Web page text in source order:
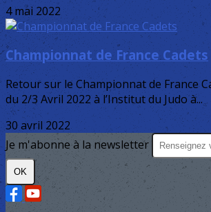
4 mai 2022
Championnat de France Cadets
Retour sur le Championnat de France
du 2/3 Avril 2022 à l’Institut du Judo à...
30 avril 2022
Je m'abonne à la newsletter
OK